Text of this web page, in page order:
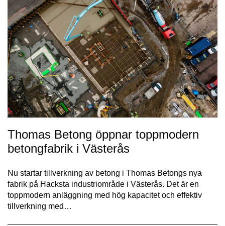
Thomas Betong öppnar toppmodern
betongfabrik i Västerås
Nu startar tillverkning av betong i Thomas Betongs nya
fabrik på Hacksta industriområde i Västerås. Det är en
toppmodern anläggning med hög kapacitet och effektiv
tillverkning med…